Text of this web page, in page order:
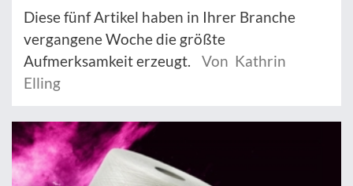
Diese fünf Artikel haben in Ihrer Branche
vergangene Woche die größte
Aufmerksamkeit erzeugt.
Von Kathrin
Elling